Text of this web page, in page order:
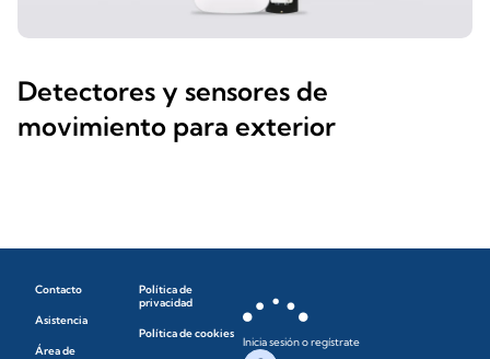
Detectores y sensores de
movimiento para exterior
Contacto
Asistencia
Área de
Política de
privacidad
Política de cookies
Inicia sesión o regístrate